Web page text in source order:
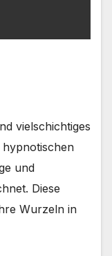
vielschichtiges
hypnotischen
und
Diese
Wurzeln in